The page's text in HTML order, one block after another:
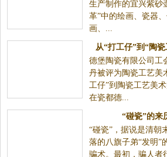
“文革壶”是“文革”期间陶都宜兴生产制作的
壶。它与“文革”中的绘画、瓷器、像章、连
德堡陶瓷有限公司工会主席何燕丹被评为陶
师。从“打工仔”到陶瓷工艺美术师的跨越，
“碰瓷”的来历
“碰瓷”，据说是清朝末年
八旗子弟“发明”的一种街头骗术。最初，骗